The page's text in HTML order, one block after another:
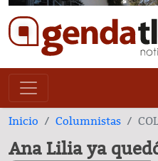
Inicio Columnistas
Ana Lilia ya